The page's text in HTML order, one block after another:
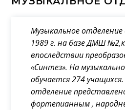
Музыкальное отделение
1989 г. на базе ДМШ
впоследствии
«Синтез». На
обучается 274
отделение
фортепианным ,